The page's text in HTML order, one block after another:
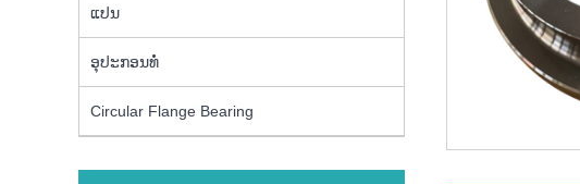
ແປນ
ອຸປະກອນທໍ່
Circular Flange Bearing